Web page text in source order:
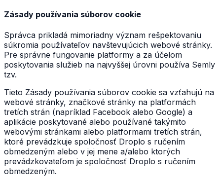
Zásady používania súborov cookie
Správca prikladá mimoriadny význam rešpektovaniu
súkromia používateľov navštevujúcich webové stránky.
Pre správne fungovanie platformy a za účelom
poskytovania služieb na najvyššej úrovni používa Semly
tzv.
Tieto Zásady používania súborov cookie sa vzťahujú na
webové stránky, značkové stránky na platformách
tretích strán (napríklad Facebook alebo Google) a
aplikácie poskytované alebo používané takýmito
webovými stránkami alebo platformami tretích strán,
ktoré prevádzkuje spoločnosť Droplo s ručením
obmedzeným alebo v jej mene a/alebo ktorých
prevádzkovateľom je spoločnosť Droplo s ručením
obmedzeným.